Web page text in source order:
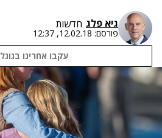
גיא פלג חדשות
פורסם: 12.02.18, 12:37
עקבו אחרינו בגוגל